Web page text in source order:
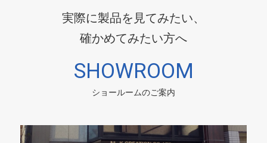
実際に製品を見てみたい、
確かめてみたい方へ
SHOWROOM
ショールームのご案内